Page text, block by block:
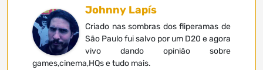
Johnny Lapís
Criado nas sombras dos fliperamas de
São Paulo fui salvo por um D20 e agora
vivo dando opinião sobre
games,cinema,HQs e tudo mais.